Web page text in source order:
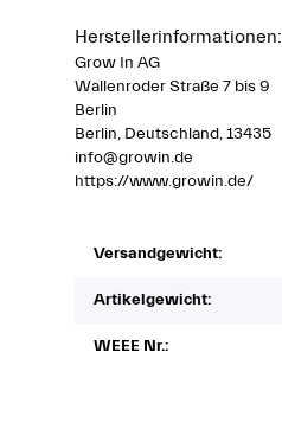
Herstellerinformationen:
Grow In AG
Wallenroder Straße 7 bis 9
Berlin
Berlin, Deutschland, 13435
info@growin.de
https://www.growin.de/
Versandgewicht:
Artikelgewicht:
WEEE Nr.: